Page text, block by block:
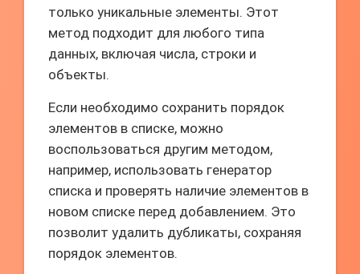
только уникальные элементы. Этот
метод подходит для любого типа
данных, включая числа, строки и
объекты.
Если необходимо сохранить порядок
элементов в списке, можно
воспользоваться другим методом,
например, использовать генератор
списка и проверять наличие элементов в
новом списке перед добавлением. Это
позволит удалить дубликаты, сохраняя
порядок элементов.